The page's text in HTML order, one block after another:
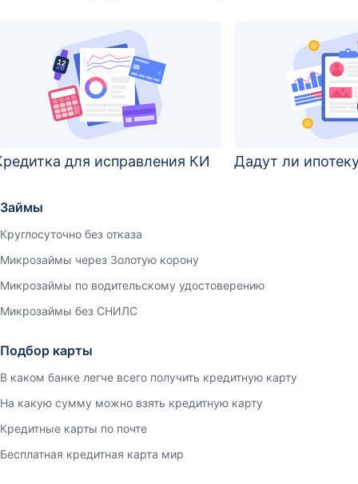
для исправления КИ Дадут ли
Займы
Круглосуточно без отказа
Микрозаймы через Золотую корону
Микрозаймы по водительскому удостоверению
Микрозаймы без СНИЛС
Подбор карты
В каком банке легче всего получить кредитную карту
На какую сумму можно взять кредитную карту
Кредитные карты по почте
Бесплатная кредитная карта мир